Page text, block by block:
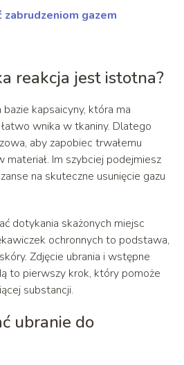
zabrudzeniom gazem
reakcja jest istotna?
bazie kapsaicyny, która ma
wnika w tkaniny. Dlatego
aby zapobiec trwałemu
materiał. Im szybciej podejmiesz
na skuteczne usunięcie gazu
dotykania skażonych miejsc
ochronnych to podstawa,
Zdjęcie ubrania i wstępne
to pierwszy krok, który pomoże
substancji.
ubranie do